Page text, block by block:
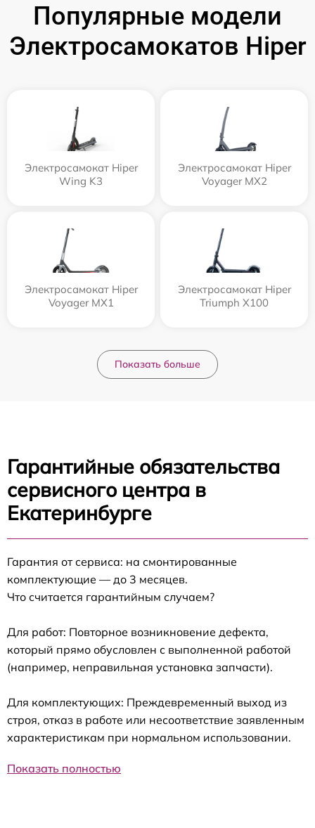
Популярные модели
Электросамокатов Hiper
Электросамокат Hiper
Wing K3
Электросамокат Hiper
Voyager MX2
Электросамокат Hiper
Voyager MX1
Электросамокат Hiper
Triumph X100
Показать больше
Гарантийные обязательства
сервисного центра в
Екатеринбурге
Гарантия от сервиса: на смонтированные
комплектующие — до 3 месяцев.
Что считается гарантийным случаем?
Для работ: Повторное возникновение дефекта,
который прямо обусловлен с выполненной работой
(например, неправильная установка запчасти).
Для комплектующих: Преждевременный выход из
строя, отказ в работе или несоответствие заявленным
характеристикам при нормальном использовании.
Показать полностью